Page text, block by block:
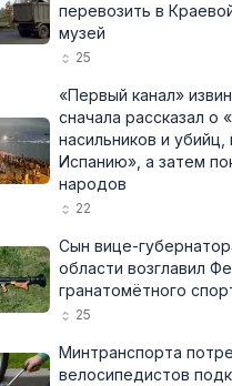
перевозить в
музей
25
«Первый канал»
сначала рассказал о
насильников и
Испанию», а затем
народов
22
Сын вице-
области возглавил
гранатомётного
25
Минтранспорта
велосипедистов